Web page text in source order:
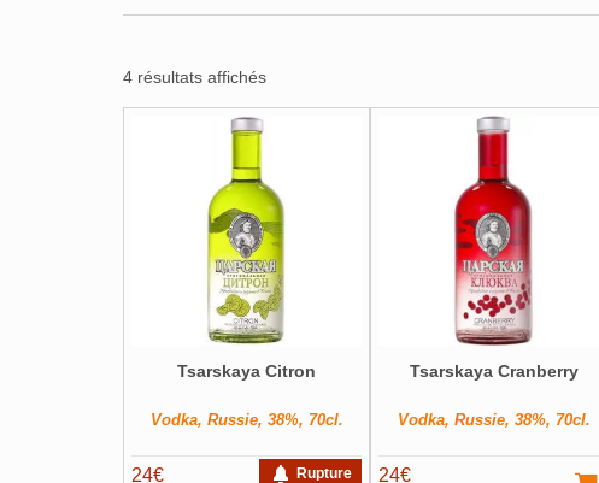
4 résultats affichés
Rupture
Tsarskaya Citron
Vodka, Russie, 38%, 70cl.
24€
Tsarskaya Cranberry
Vodka, Russie, 38%, 70cl.
24€